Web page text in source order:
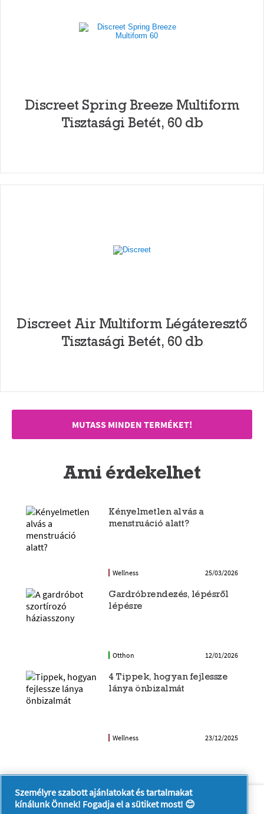
Discreet Spring Breeze Multiform
Tisztasági Betét, 60 db
Discreet Air Multiform Légáteresztő
Tisztasági Betét, 60 db
MUTASS MINDEN TERMÉKET!
Ami érdekelhet
Kényelmetlen alvás a
menstruáció alatt?
Wellness 25/03/2026
Gardróbrendezés, lépésről
lépésre
Otthon 12/01/2026
4 Tippek, hogyan fejlessze
lánya önbizalmát
Wellness 23/12/2025
Rólunk
Kapcsolatfelvétel
A pg.com felkeresése
Személyre szabott ajánlatokat és tartalmakat
kínálunk Önnek! Fogadja el a sütiket most! 😊